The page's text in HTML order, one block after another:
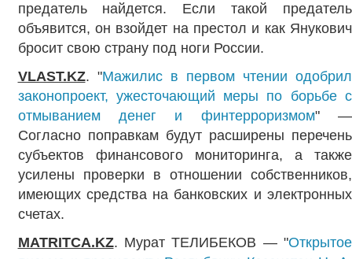
предатель найдется. Если такой предатель
объявится, он взойдет на престол и как Янукович
бросит свою страну под ноги России.
VLAST.KZ. "Мажилис в первом чтении одобрил
законопроект, ужесточающий меры по борьбе с
отмыванием денег и финтерроризмом" —
Согласно поправкам будут расширены перечень
субъектов финансового мониторинга, а также
усилены проверки в отношении собственников,
имеющих средства на банковских и электронных
счетах.
MATRITCA.KZ. Мурат ТЕЛИБЕКОВ — "Открытое